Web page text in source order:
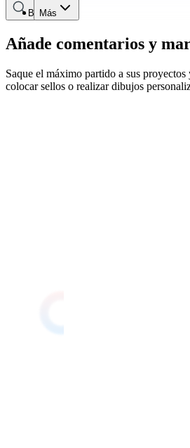
Más
Buscar
Añade comentarios y
Saque el máximo partido a sus
colocar sellos o realizar dibujos